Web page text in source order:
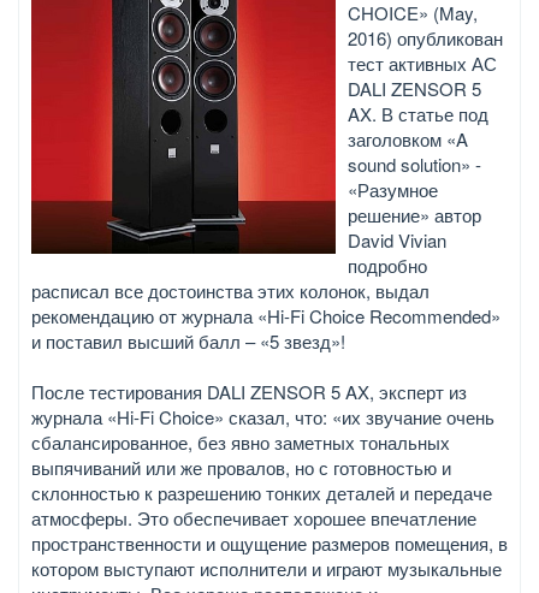
CHOICE» (May,
2016) опубликован
тест активных АС
DALI ZENSOR 5
AX. В статье под
заголовком «A
sound solution» -
«Разумное
решение» автор
David Vivian
подробно
расписал все достоинства этих колонок, выдал
рекомендацию от журнала «Hi-Fi Choice Recommended»
и поставил высший балл – «5 звезд»!
После тестирования DALI ZENSOR 5 AX, эксперт из
журнала «Hi-Fi Choice» сказал, что: «их звучание очень
сбалансированное, без явно заметных тональных
выпячиваний или же провалов, но с готовностью и
склонностью к разрешению тонких деталей и передаче
атмосферы. Это обеспечивает хорошее впечатление
пространственности и ощущение размеров помещения, в
котором выступают исполнители и играют музыкальные